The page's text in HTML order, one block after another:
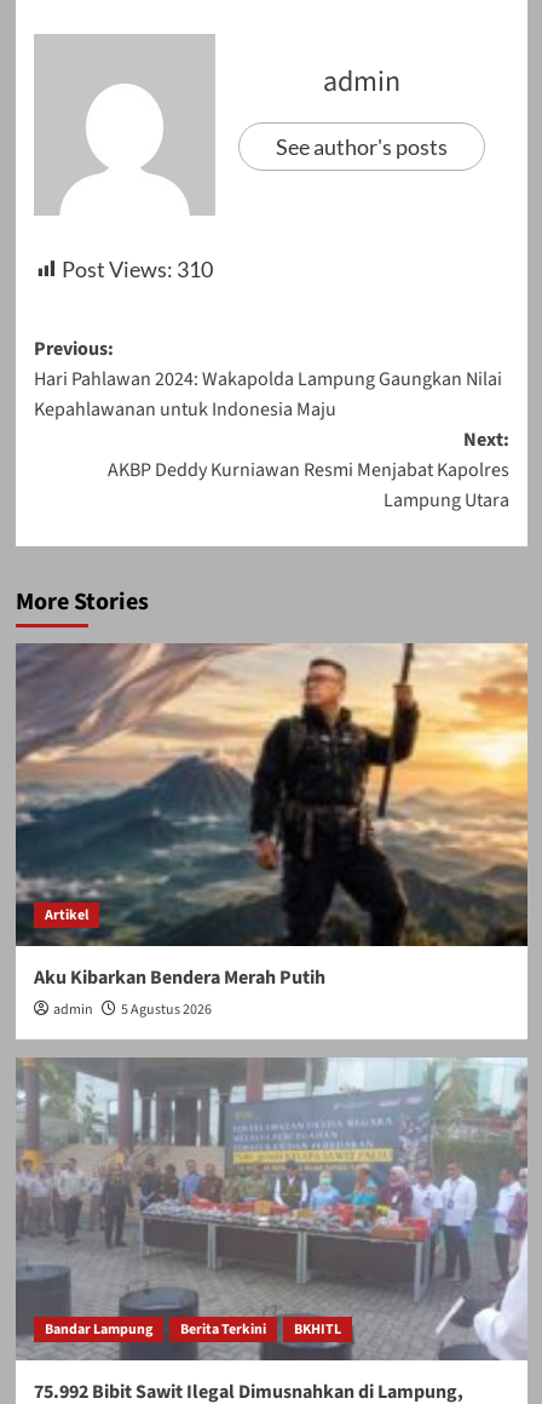
admin
See author's posts
Post Views: 310
Post
navigation
Previous:
Hari Pahlawan 2024: Wakapolda Lampung Gaungkan Nilai
Kepahlawanan untuk Indonesia Maju
Next:
AKBP Deddy Kurniawan Resmi Menjabat Kapolres
Lampung Utara
More Stories
Artikel
Aku Kibarkan Bendera Merah Putih
admin 5 Agustus 2026
Bandar Lampung Berita Terkini BKHITL
75.992 Bibit Sawit Ilegal Dimusnahkan di Lampung,